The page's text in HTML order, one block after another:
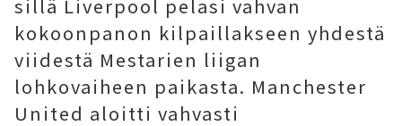
sillä Liverpool pelasi vahvan
kokoonpanon kilpaillakseen yhdestä
viidestä Mestarien liigan
lohkovaiheen paikasta. Manchester
United aloitti vahvasti